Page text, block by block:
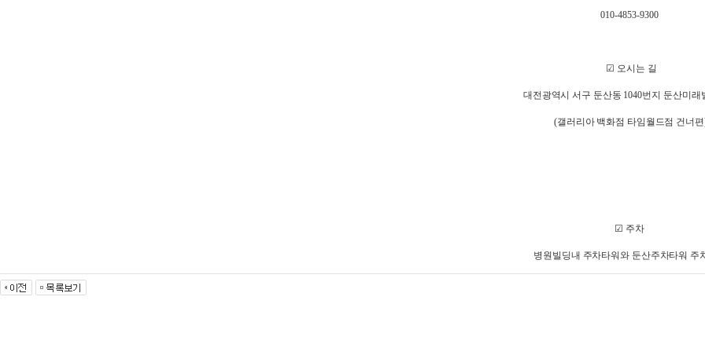
010-4853-9300
☑ 오시는 길
대전광역시 서구 둔산동 1040번지 둔산미래
(갤러리아 백화점 타임월드점 건너편
☑ 주차
병원빌딩내 주차타워와 둔산주차타워 주